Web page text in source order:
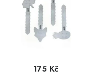
175 Kč